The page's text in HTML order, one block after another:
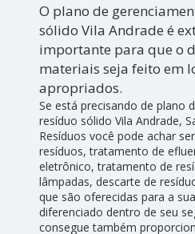
O plano de
sólido Vila Andrade é
importante para que o
materiais seja feito em
apropriados.
Se está precisando de plano
resíduo sólido Vila Andrade,
Resíduos você pode achar
resíduos, tratamento de
eletrônico, tratamento de
lâmpadas, descarte de
que são oferecidas para a
diferenciado dentro de seu
consegue também